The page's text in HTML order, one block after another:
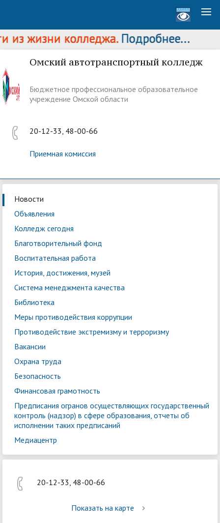
из жизни колледжа.Подробнее...
Омский автотранспортный колледж
Бюджетное профессиональное образовательное
учреждение Омской области
20-12-33, 48-00-66
Приемная комиссия
Новости
Объявления
Колледж сегодня
Благотворительный фонд
Воспитательная работа
История, достижения, музей
Система менеджмента качества
Библиотека
Меры противодействия коррупции
Противодействие экстремизму и терроризму
Вакансии
Охрана труда
Безопасность
Финансовая грамотность
Предписания огранов осуществляющих государственный
контроль (надзор) в сфере образования, отчеты об
исполнении таких предписаний
Медиацентр
20-12-33, 48-00-66
Показать на карте